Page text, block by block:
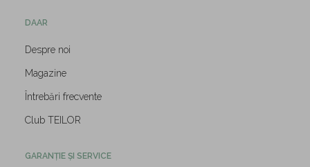
DAAR
Despre noi
Magazine
Întrebări frecvente
Club TEILOR
GARANȚIE ȘI SERVICE